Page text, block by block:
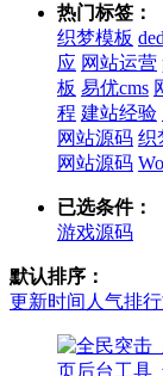
热门标签：
织梦模板
应 网站运营
板 易优cms
程 建站经验
网站源码 织
网站源码
已选条件：
游戏源码
默认排序：
更新时间 人气排行